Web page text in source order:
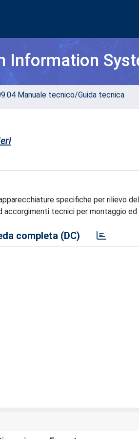
Information
Manuale tecnico/Guida tecnica
specifiche per rilievo
tecnici per montaggio
completa (DC)